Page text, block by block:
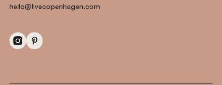
hello@livecopenhagen.com